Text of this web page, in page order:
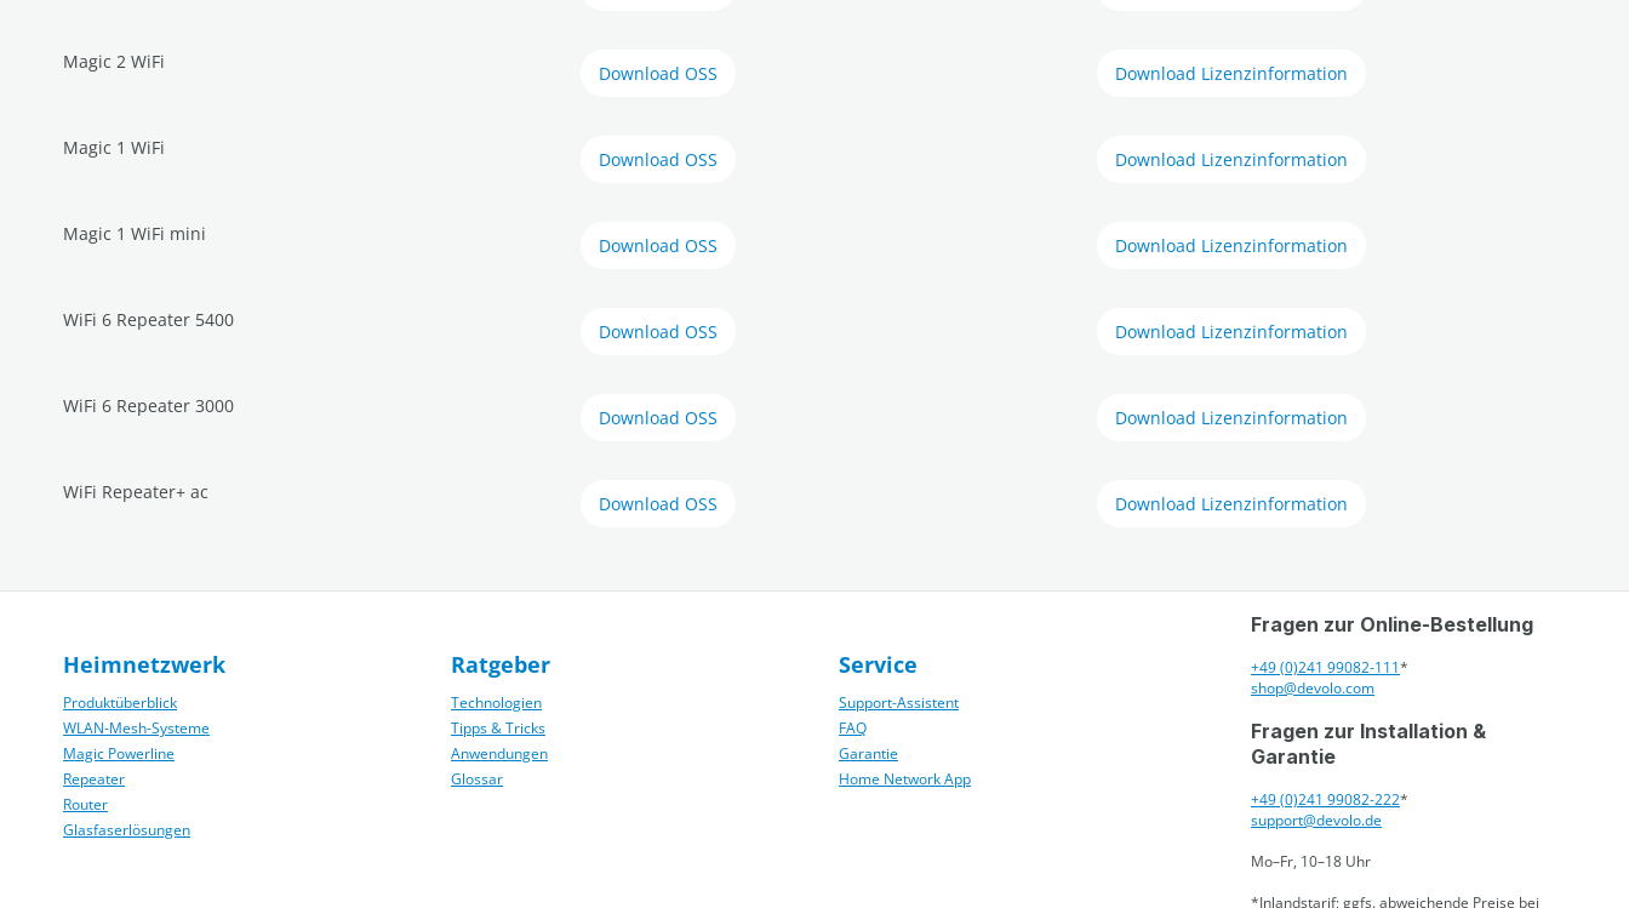
Magic 2 WiFi
Download OSS Download Lizenzinformation
Magic 1 WiFi
Download OSS Download Lizenzinformation
Magic 1 WiFi mini
Download OSS Download Lizenzinformation
WiFi 6 Repeater 5400
Download OSS Download Lizenzinformation
WiFi 6 Repeater 3000
Download OSS Download Lizenzinformation
WiFi Repeater+ ac
Download OSS Download Lizenzinformation
Heimnetzwerk
Produktüberblick
WLAN-Mesh-Systeme
Magic Powerline
Repeater
Router
Glasfaserlösungen
Ratgeber
Technologien
Tipps & Tricks
Anwendungen
Glossar
Service
Support-Assistent
FAQ
Garantie
Home Network App
Fragen zur Online-Bestellung
+49 (0)241 99082-111*
shop@devolo.com
Fragen zur Installation &
Garantie
+49 (0)241 99082-222*
support@devolo.de
Mo–Fr, 10–18 Uhr
*Inlandstarif; ggfs. abweichende Preise bei